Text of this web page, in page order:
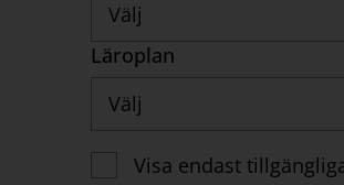
Välj
Läroplan
Välj
Visa endast